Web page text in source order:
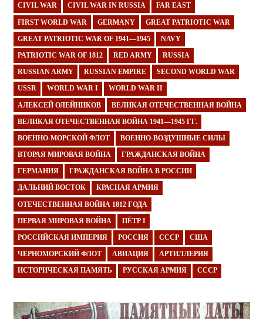
CIVIL WAR CIVIL WAR IN RUSSIA FAR EAST
FIRST WORLD WAR GERMANY GREAT PATRIOTIC WAR
GREAT PATRIOTIC WAR OF 1941—1945 NAVY
PATRIOTIC WAR OF 1812 RED ARMY RUSSIA
RUSSIAN ARMY RUSSIAN EMPIRE SECOND WORLD WAR
USSR WORLD WAR I WORLD WAR II
АЛЕКСЕЙ ОЛЕЙНИКОВ ВЕЛИКАЯ ОТЕЧЕСТВЕННАЯ ВОЙНА
ВЕЛИКАЯ ОТЕЧЕСТВЕННАЯ ВОЙНА 1941—1945 ГГ.
ВОЕННО-МОРСКОЙ ФЛОТ ВОЕННО-ВОЗДУШНЫЕ СИЛЫ
ВТОРАЯ МИРОВАЯ ВОЙНА ГРАЖДАНСКАЯ ВОЙНА
ГЕРМАНИЯ ГРАЖДАНСКАЯ ВОЙНА В РОССИИ
ДАЛЬНИЙ ВОСТОК КРАСНАЯ АРМИЯ
ОТЕЧЕСТВЕННАЯ ВОЙНА 1812 ГОДА
ПЕРВАЯ МИРОВАЯ ВОЙНА ПЁТР I
РОССИЙСКАЯ ИМПЕРИЯ РОССИЯ СССР США
ЧЕРНОМОРСКИЙ ФЛОТ АВИАЦИЯ АРТИЛЛЕРИЯ
ИСТОРИЧЕСКАЯ ПАМЯТЬ РУССКАЯ АРМИЯ СССР